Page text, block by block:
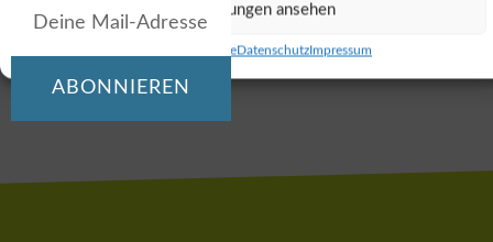
Einstellungen ansehen
Cookie-RichtlinieDatenschutzImpressum
VORIGER
ABONNIEREN